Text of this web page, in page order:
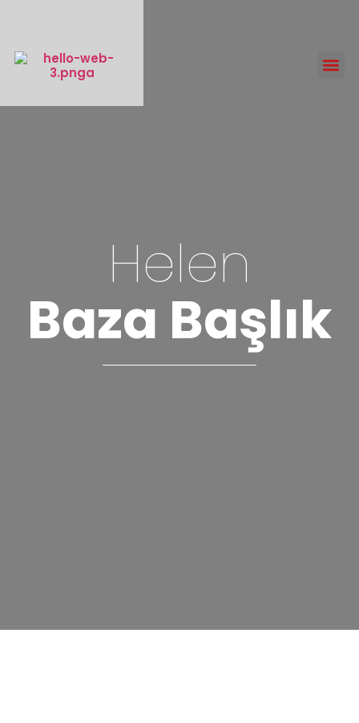
Helen
Baza Başlık